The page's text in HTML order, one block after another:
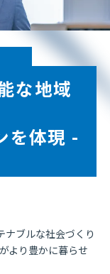
な地域
を体現 -
ブルな社会づくり
より豊かに暮らせ